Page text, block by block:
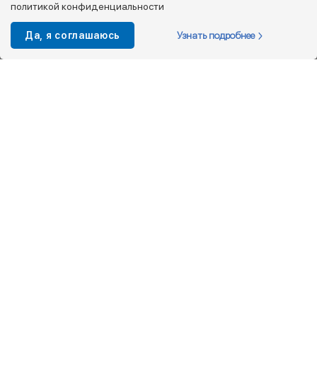
info@kotofey.ru
Магазины в Москва (50)
политикой конфиденциальности
Да, я соглашаюсь Узнать подробнее